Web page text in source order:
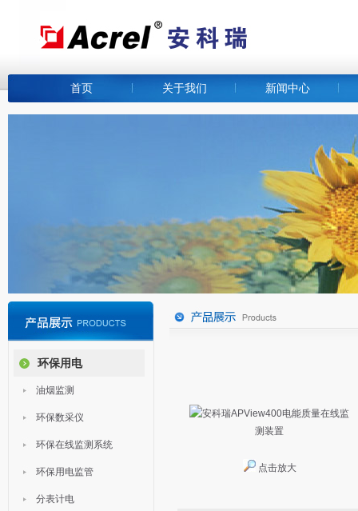
首页 关于我们 新闻中心
环保用电
油烟监测
环保数采仪
环保在线监测系统
环保用电监管
分表计电
点击放大